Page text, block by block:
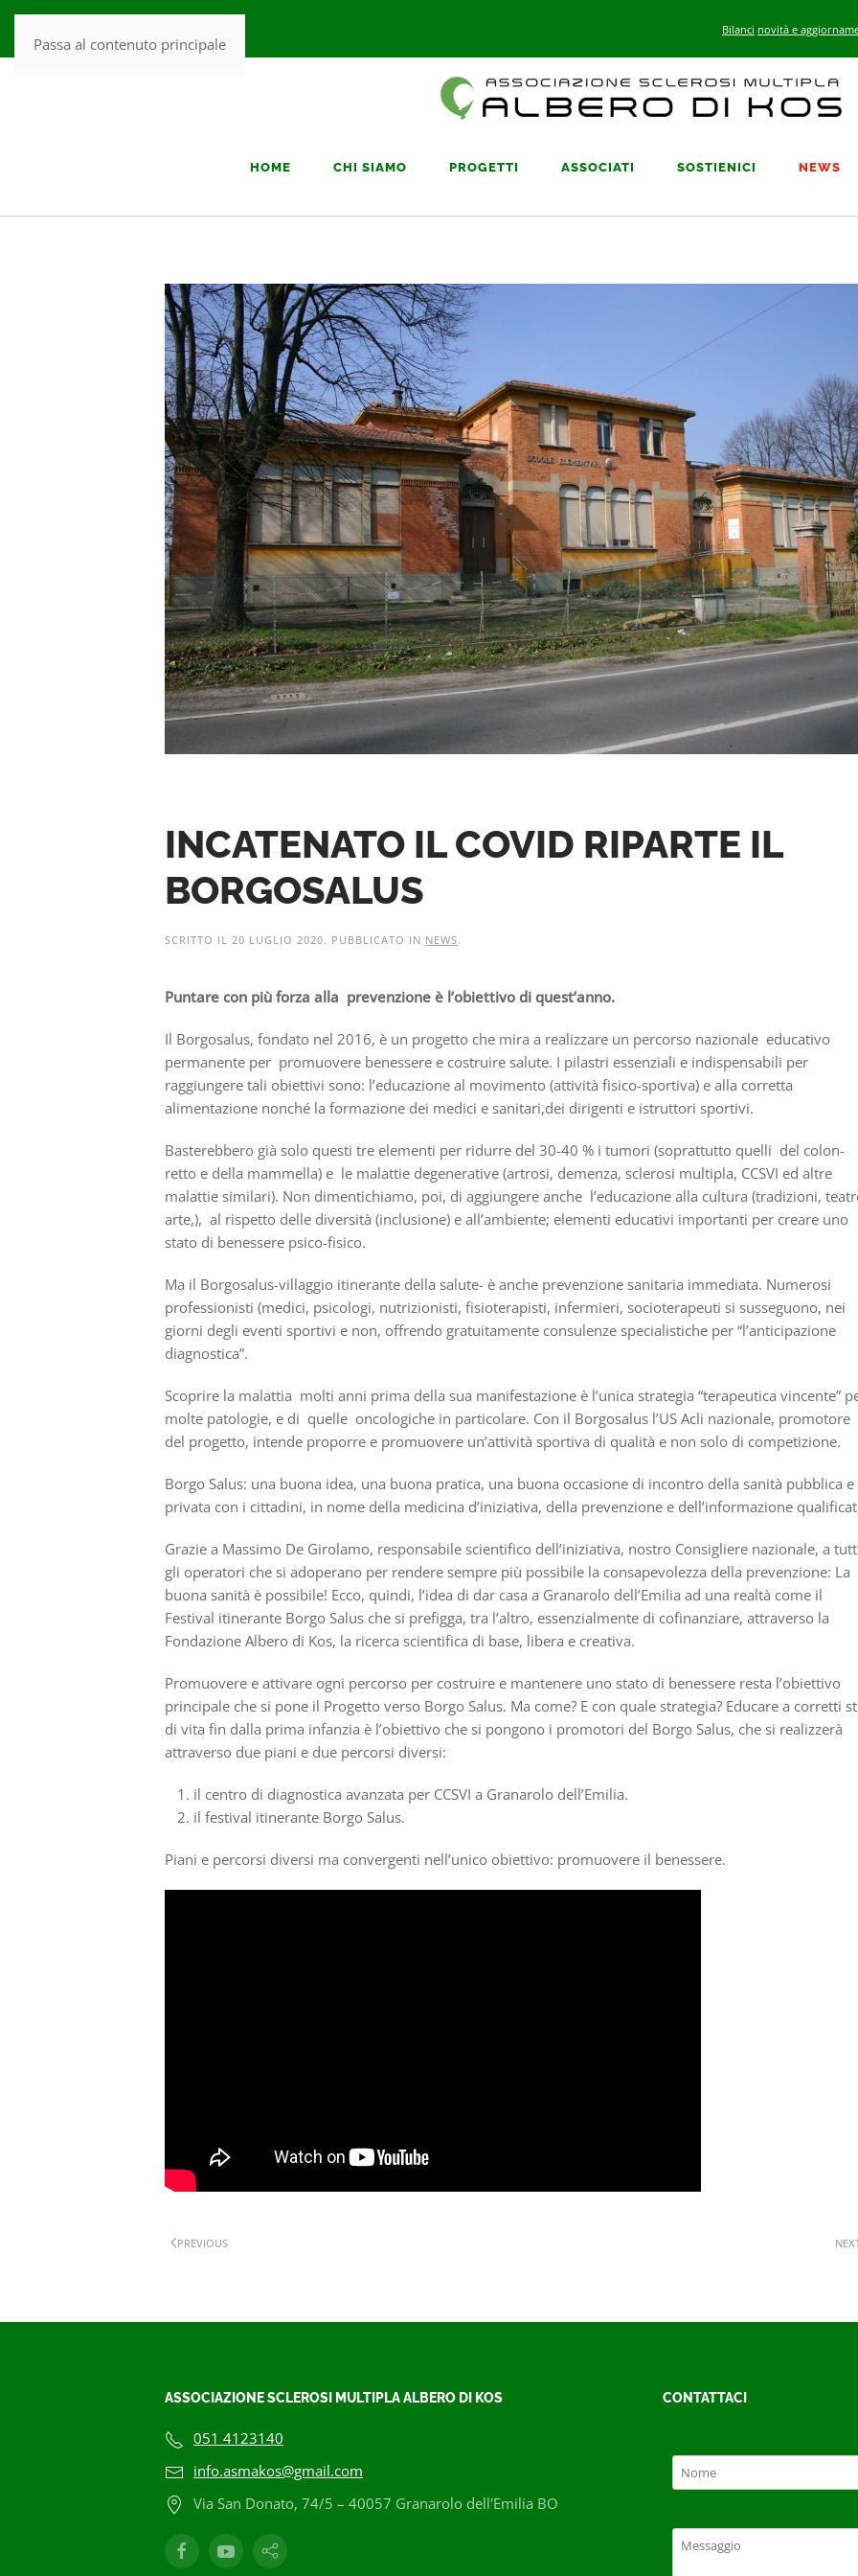
Passa al contenuto principale
Bilanci novità e
HOME CHI SIAMO PROGETTI ASSOCIATI SOSTIENICI NEWS
INCATENATO IL COVID RIPARTE IL
BORGOSALUS
SCRITTO IL 20 LUGLIO 2020. PUBBLICATO IN NEWS.
Puntare con più forza alla prevenzione è l’obiettivo di quest’anno.
Il Borgosalus, fondato nel 2016, è un progetto che mira a realizzare un percorso nazionale educativo
permanente per promuovere benessere e costruire salute. I pilastri essenziali e indispensabili per
raggiungere tali obiettivi sono: l’educazione al movimento (attività fisico-sportiva) e alla corretta
alimentazione nonché la formazione dei medici e sanitari,dei dirigenti e istruttori sportivi.
Basterebbero già solo questi tre elementi per ridurre del 30-40 % i tumori (soprattutto quelli del colon-
retto e della mammella) e le malattie degenerative (artrosi, demenza, sclerosi multipla, CCSVI ed altre
malattie similari). Non dimentichiamo, poi, di aggiungere anche l’educazione alla cultura (tradizioni,
arte,), al rispetto delle diversità (inclusione) e all’ambiente; elementi educativi importanti per creare uno
stato di benessere psico-fisico.
Ma il Borgosalus-villaggio itinerante della salute- è anche prevenzione sanitaria immediata. Numerosi
professionisti (medici, psicologi, nutrizionisti, fisioterapisti, infermieri, socioterapeuti si susseguono, nei
giorni degli eventi sportivi e non, offrendo gratuitamente consulenze specialistiche per “l’anticipazione
diagnostica”.
Scoprire la malattia molti anni prima della sua manifestazione è l’unica strategia “terapeutica vincente”
molte patologie, e di quelle oncologiche in particolare. Con il Borgosalus l’US Acli nazionale, promotore
del progetto, intende proporre e promuovere un’attività sportiva di qualità e non solo di competizione.
Borgo Salus: una buona idea, una buona pratica, una buona occasione di incontro della sanità pubblica e
privata con i cittadini, in nome della medicina d’iniziativa, della prevenzione e dell’informazione
Grazie a Massimo De Girolamo, responsabile scientifico dell’iniziativa, nostro Consigliere nazionale, a
gli operatori che si adoperano per rendere sempre più possibile la consapevolezza della prevenzione: La
buona sanità è possibile! Ecco, quindi, l’idea di dar casa a Granarolo dell’Emilia ad una realtà come il
Festival itinerante Borgo Salus che si prefigga, tra l’altro, essenzialmente di cofinanziare, attraverso la
Fondazione Albero di Kos, la ricerca scientifica di base, libera e creativa.
Promuovere e attivare ogni percorso per costruire e mantenere uno stato di benessere resta l’obiettivo
principale che si pone il Progetto verso Borgo Salus. Ma come? E con quale strategia? Educare a corretti
di vita fin dalla prima infanzia è l’obiettivo che si pongono i promotori del Borgo Salus, che si realizzerà
attraverso due piani e due percorsi diversi:
il centro di diagnostica avanzata per CCSVI a Granarolo dell’Emilia.
il festival itinerante Borgo Salus.
Piani e percorsi diversi ma convergenti nell’unico obiettivo: promuovere il benessere.
PREVIOUS
ASSOCIAZIONE SCLEROSI MULTIPLA ALBERO DI KOS
051 4123140
info.asmakos@gmail.com
Via San Donato, 74/5 – 40057 Granarolo dell'Emilia BO
CONTATTACI